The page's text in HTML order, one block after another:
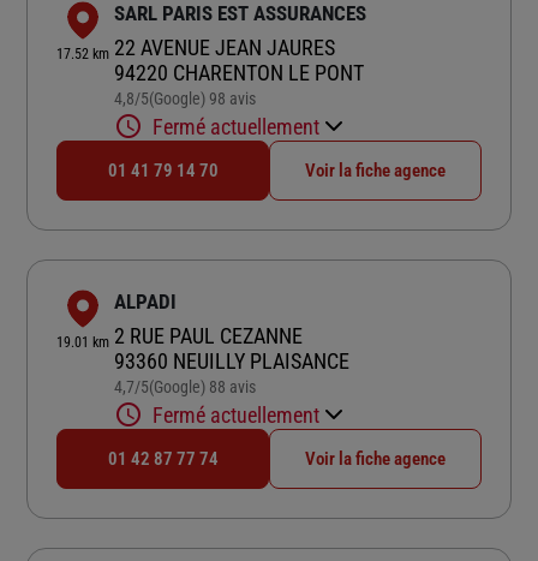
17.52 km
SARL PARIS EST ASSURANCES
22 AVENUE JEAN JAURES
94220 CHARENTON LE PONT
4,8/5Note de 4.8 sur 5
(Google) 98 avis
Fermé actuellement
01 41 79 14 70 Voir la fiche agence
19.01 km
ALPADI
2 RUE PAUL CEZANNE
93360 NEUILLY PLAISANCE
4,7/5Note de 4.7 sur 5
(Google) 88 avis
Fermé actuellement
01 42 87 77 74 Voir la fiche agence